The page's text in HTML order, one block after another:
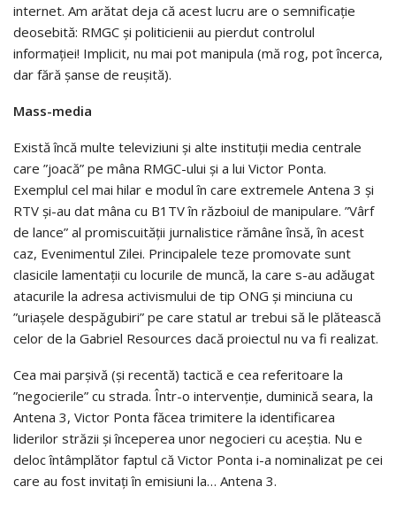
internet. Am arătat deja că acest lucru are o semnificație
deosebită: RMGC și politicienii au pierdut controlul
informației! Implicit, nu mai pot manipula (mă rog, pot încerca,
dar fără șanse de reușită).
Mass-media
Există încă multe televiziuni și alte instituții media centrale
care ”joacă” pe mâna RMGC-ului și a lui Victor Ponta.
Exemplul cel mai hilar e modul în care extremele Antena 3 și
RTV și-au dat mâna cu B1TV în războiul de manipulare. ”Vârf
de lance” al promiscuității jurnalistice rămâne însă, în acest
caz, Evenimentul Zilei. Principalele teze promovate sunt
clasicile lamentații cu locurile de muncă, la care s-au adăugat
atacurile la adresa activismului de tip ONG și minciuna cu
”uriașele despăgubiri” pe care statul ar trebui să le plătească
celor de la Gabriel Resources dacă proiectul nu va fi realizat.
Cea mai parșivă (și recentă) tactică e cea referitoare la
”negocierile” cu strada. Într-o intervenție, duminică seara, la
Antena 3, Victor Ponta făcea trimitere la identificarea
liderilor străzii și începerea unor negocieri cu aceștia. Nu e
deloc întâmplător faptul că Victor Ponta i-a nominalizat pe cei
care au fost invitați în emisiuni la… Antena 3.